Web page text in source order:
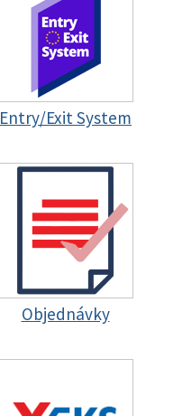
Entry/Exit System
Objednávky